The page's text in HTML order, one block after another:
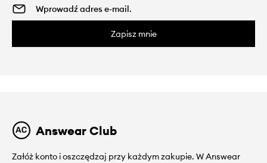
Zapisz mnie
Answear Club
Załóż konto i oszczędzaj przy każdym zakupie. W Answear